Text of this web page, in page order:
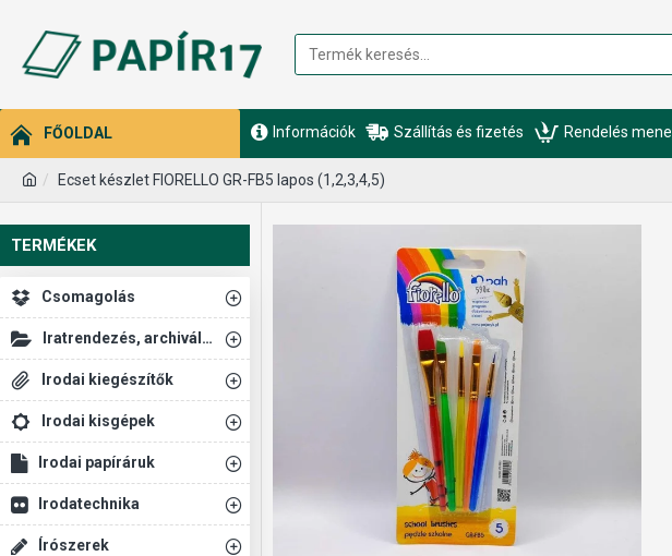
FŐOLDAL Információk Szállítás és fizetés Rendelés
Ecset készlet FIORELLO GR-FB5 lapos (1,2,3,4,5)
TERMÉKEK
Csomagolás
Iratrendezés, archiválás
Irodai kiegészítők
Irodai kisgépek
Irodai papíráruk
Irodatechnika
Írószerek